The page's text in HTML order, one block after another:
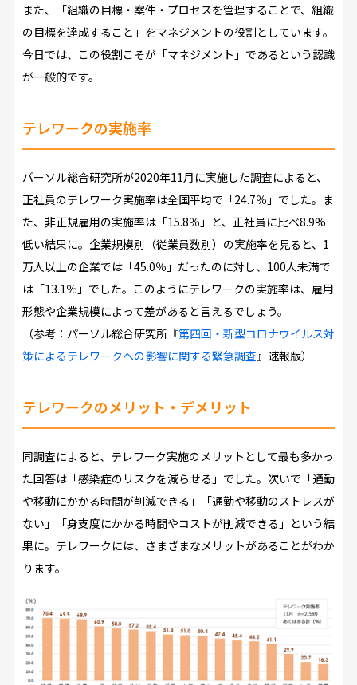
また、「組織の目標・案件・プロセスを管理することで、組織
の目標を達成すること」をマネジメントの役割としています。
今日では、この役割こそが「マネジメント」であるという認識
が一般的です。
テレワークの実施率
パーソル総合研究所が2020年11月に実施した調査によると、
正社員のテレワーク実施率は全国平均で「24.7％」でした。ま
た、非正規雇用の実施率は「15.8％」と、正社員に比べ8.9%
低い結果に。企業規模別（従業員数別）の実施率を見ると、1
万人以上の企業では「45.0％」だったのに対し、100人未満で
は「13.1％」でした。このようにテレワークの実施率は、雇用
形態や企業規模によって差があると言えるでしょう。
（参考：パーソル総合研究所『第四回・新型コロナウイルス対
策によるテレワークへの影響に関する緊急調査 』速報版）
テレワークのメリット・デメリット
同調査によると、テレワーク実施のメリットとして最も多かっ
た回答は「感染症のリスクを減らせる」でした。次いで「通勤
や移動にかかる時間が削減できる」「通勤や移動のストレスが
ない」「身支度にかかる時間やコストが削減できる」という結
果に。テレワークには、さまざまなメリットがあることがわか
ります。